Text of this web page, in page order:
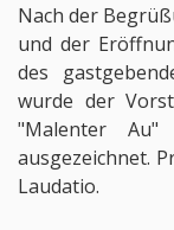
Nach der
und der
des
wurde der
"Malenter Au"
ausgezeichnet.
Laudatio.